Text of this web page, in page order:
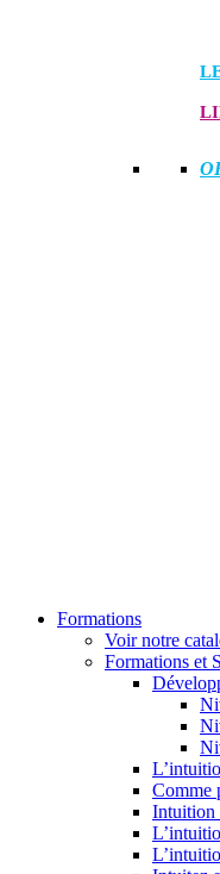
Formations
Voir notre
Formations et
Comme
Intuition